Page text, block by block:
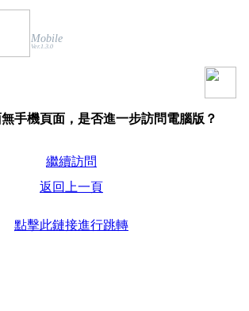
Mobile
Ver.1.3.0
手機頁面，是否進一步訪問電腦版？
繼續訪問
返回上一頁
點擊此鏈接進行跳轉